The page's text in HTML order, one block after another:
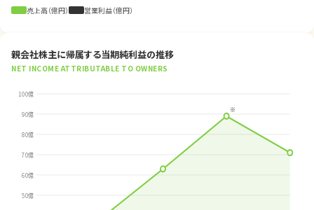
売上高（億円） 営業利益（億円）
親会社株主に帰属する当期純利益の推移
NET INCOME ATTRIBUTABLE TO OWNERS
50億
60億
70億
80億
90億
100億
※